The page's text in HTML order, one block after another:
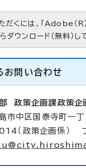
だくには、「Adobe（
ダウンロード（無料）し
お問い合わせ
政策企画課政策企
中区国泰寺町一
（政策企画係）